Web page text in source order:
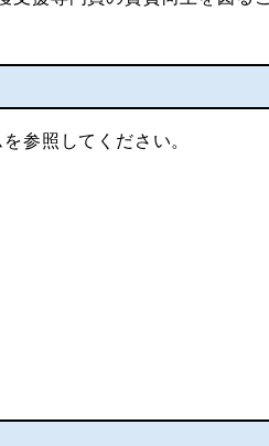
参照してください。